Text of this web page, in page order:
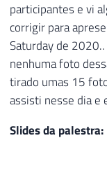
participantes e vi
corrigir para
Saturday de
nenhuma foto
tirado umas 15
assisti nesse dia e
Slides da palestra: